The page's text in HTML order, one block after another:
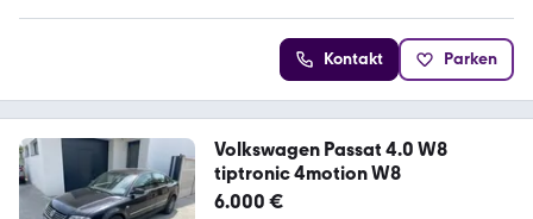
Kontakt Parken
Volkswagen Passat 4.0 W8
tiptronic 4motion W8
6.000 €